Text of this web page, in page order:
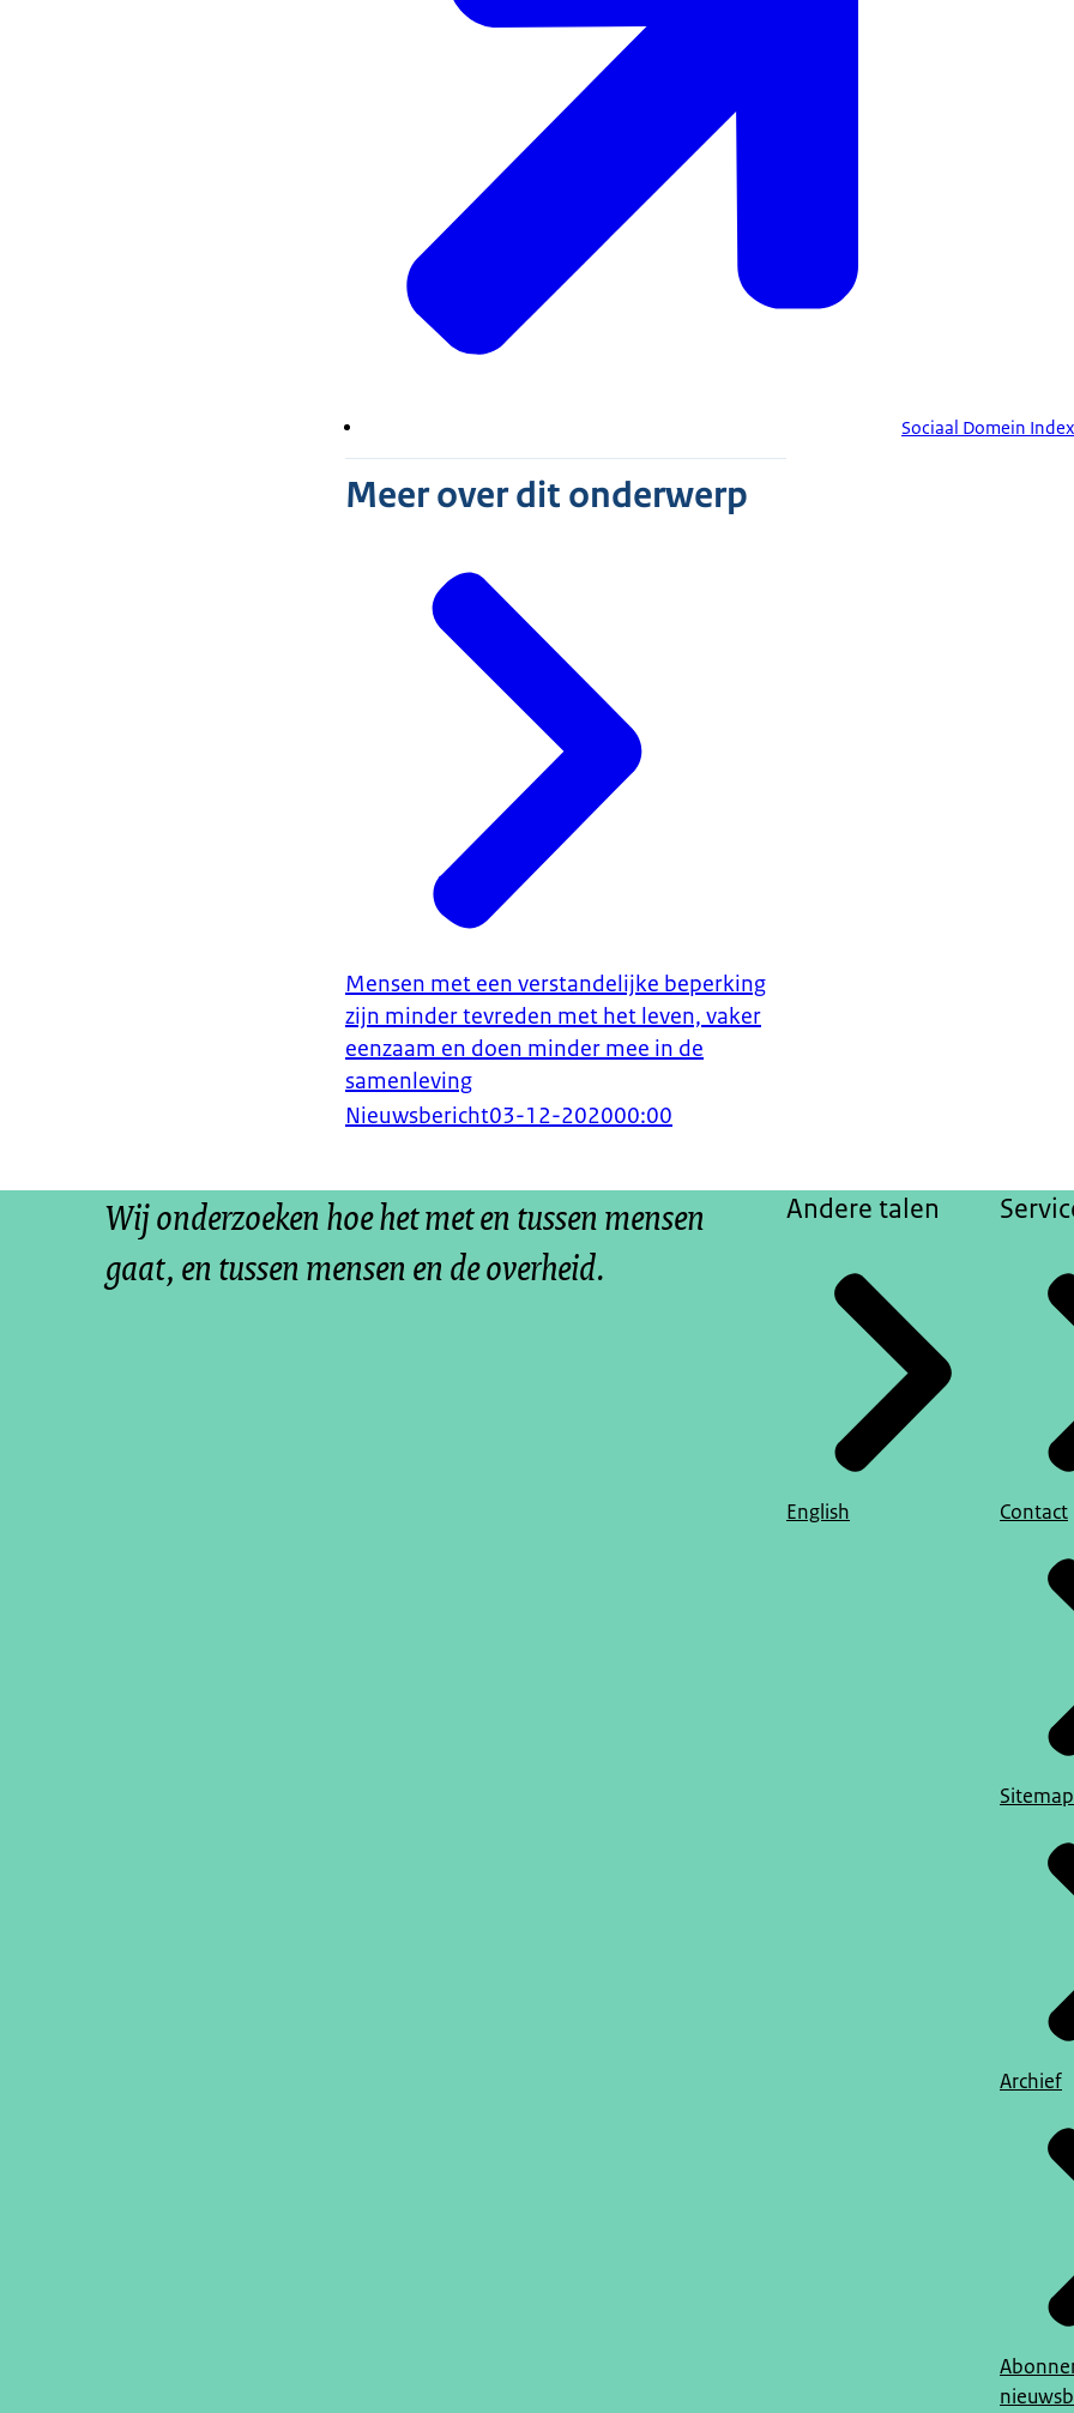
Sociaal Domein
Meer over dit onderwerp
Mensen met een verstandelijke beperking
zijn minder tevreden met het leven, vaker
eenzaam en doen minder mee in de
samenleving
Nieuwsbericht03-12-202000:00
Wij onderzoeken hoe het met en tussen mensen
gaat, en tussen mensen en de overheid.
Andere talen
English Contact
Sitemap
Archief